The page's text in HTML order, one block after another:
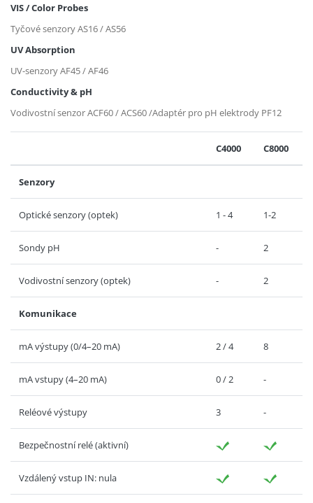
VIS / Color Probes
Tyčové senzory AS16 / AS56
UV Absorption
UV-senzory AF45 / AF46
Conductivity & pH
Vodivostní senzor ACF60 / ACS60 /Adaptér pro pH elektrody PF12
C4000 C8000
Senzory
Optické senzory (optek) 1 - 4 1-2
Sondy pH - 2
Vodivostní senzory (optek) - 2
Komunikace
mA výstupy (0/4–20 mA) 2 / 4 8
mA vstupy (4–20 mA) 0 / 2 -
Reléové výstupy 3 -
Bezpečnostní relé (aktivní)
Vzdálený vstup IN: nula